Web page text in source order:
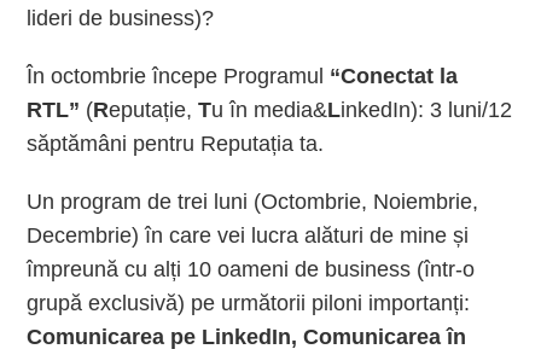
lideri de business)?
În octombrie începe Programul “Conectat la
RTL” (Reputație,Tu în media&LinkedIn): 3 luni/12
săptămâni pentru Reputația ta.
Un program de trei luni (Octombrie, Noiembrie,
Decembrie) în care vei lucra alături de mine și
împreună cu alți 10 oameni de business (într-o
grupă exclusivă) pe următorii piloni importanți:
Comunicarea pe LinkedIn, Comunicarea în